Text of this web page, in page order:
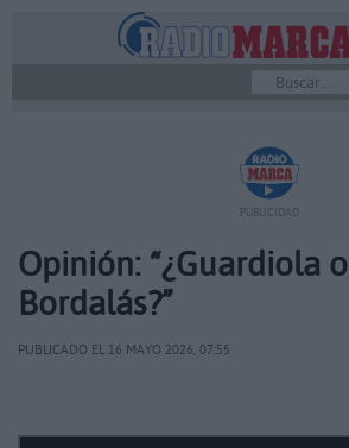
PUBLICIDAD
Opinión: “¿Guardiola o
Bordalás?”
PUBLICADO EL 16 MAYO 2026, 07:55